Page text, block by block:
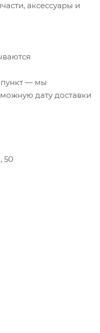
аксессуары и
— мы
дату доставки
50